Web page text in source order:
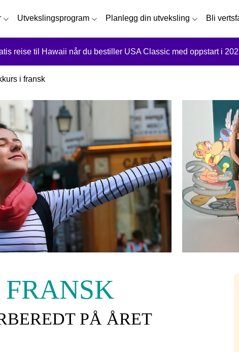
Utvekslingsprogram Planlegg din utveksling Bli
reise til Hawaii når du bestiller USA Classic med oppstart i
i fransk
PÅ ÅRET